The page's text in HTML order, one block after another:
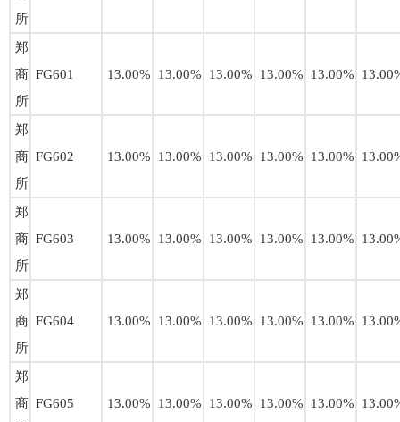
所
郑
商
所
FG601 13.00% 13.00% 13.00% 13.00% 13.00%
郑
商
所
FG602 13.00% 13.00% 13.00% 13.00% 13.00%
郑
商
所
FG603 13.00% 13.00% 13.00% 13.00% 13.00%
郑
商
所
FG604 13.00% 13.00% 13.00% 13.00% 13.00%
郑
商 FG605 13.00% 13.00% 13.00% 13.00% 13.00%